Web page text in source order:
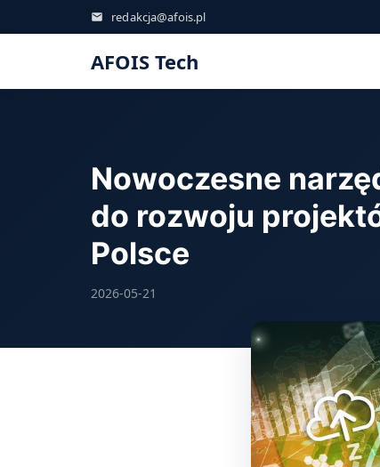
redakcja@afois.pl
AFOIS Tech
Nowoczesne
do rozwoju
Polsce
2026-05-21